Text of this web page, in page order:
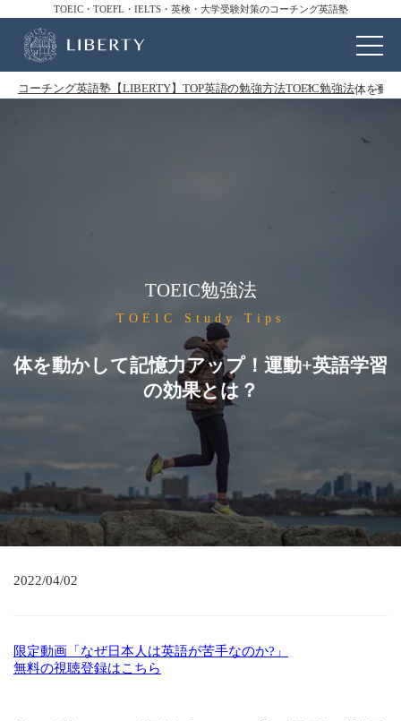
TOEIC・TOEFL・IELTS・英検・大学受験対策のコーチング英語塾
コーチング英語塾【LIBERTY】TOP英語の勉強方法TOEIC勉強法体を動
TOEIC勉強法
TOEIC Study Tips
体を動かして記憶力アップ！運動+英語学習
の効果とは？
2022/04/02
限定動画「なぜ日本人は英語が苦手なのか?」
無料の視聴登録はこちら